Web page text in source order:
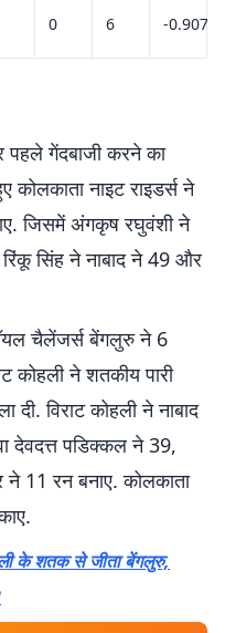
0 6 -0.907
गेंदबाजी करने का
नाइट राइडर्स ने
जिसमें अंगकृष रघुवंशी ने
सिंह ने नाबाद ने 49 और
चैलेंजर्स बेंगलुरु ने 6
कोहली ने शतकीय पारी
विराट कोहली ने नाबाद
देवदत्त पडिक्कल ने 39,
11 रन बनाए. कोलकाता
के शतक से जीता बेंगलुरु,